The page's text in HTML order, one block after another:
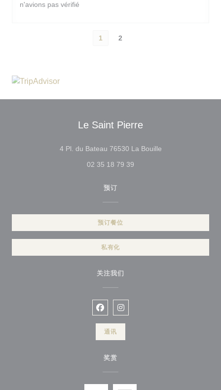
n'avions pas vérifié
1 2
Le Saint Pierre
4 Pl. du Bateau 76530 La Bouille((在新窗口中打开))
02 35 18 79 39
预订
预订餐位
私有化
关注我们
Facebook ((在新窗口中打开))
Instagram ((在新窗口中打开
通讯
奖赏